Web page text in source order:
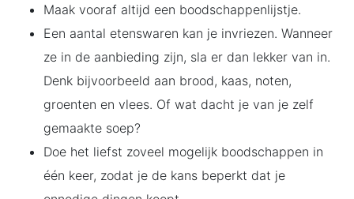
Maak vooraf altijd een boodschappenlijstje.
Een aantal etenswaren kan je invriezen. Wanneer
ze in de aanbieding zijn, sla er dan lekker van in.
Denk bijvoorbeeld aan brood, kaas, noten,
groenten en vlees. Of wat dacht je van je zelf
gemaakte soep?
Doe het liefst zoveel mogelijk boodschappen in
één keer, zodat je de kans beperkt dat je